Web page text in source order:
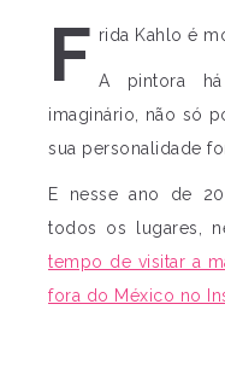
F rida Kahlo é
A pintora
imaginário, não só
sua personalidade
E nesse ano de
todos os lugares,
tempo de visitar a
fora do México no